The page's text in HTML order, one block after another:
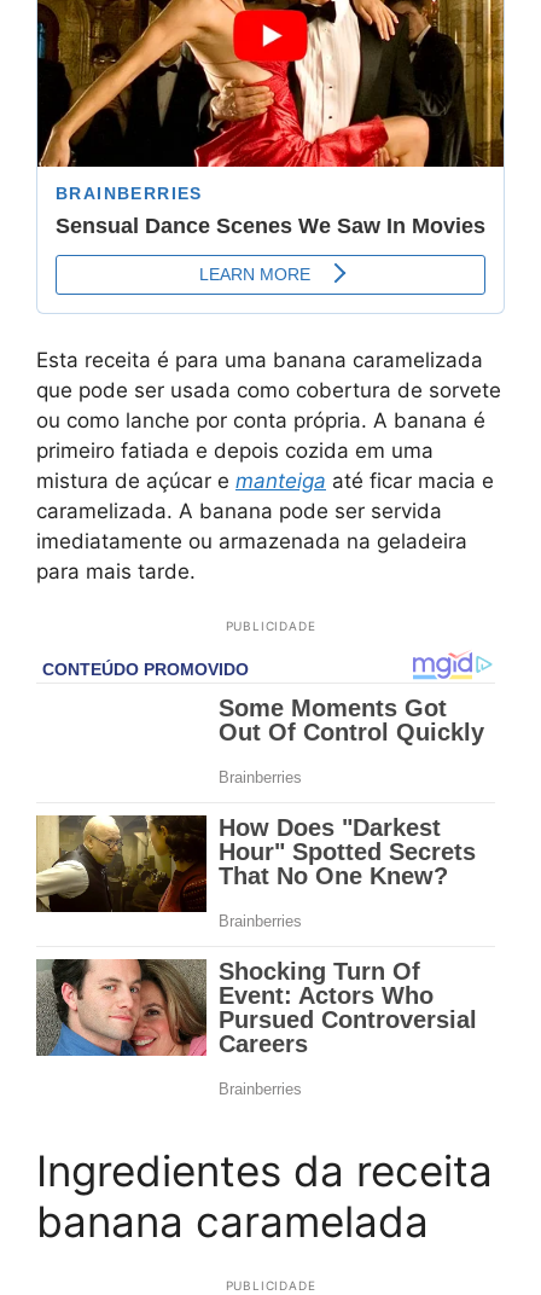
Esta receita é para uma banana caramelizada
que pode ser usada como cobertura de sorvete
ou como lanche por conta própria. A banana é
primeiro fatiada e depois cozida em uma
mistura de açúcar e manteiga até ficar macia e
caramelizada. A banana pode ser servida
imediatamente ou armazenada na geladeira
para mais tarde.
PUBLICIDADE
Ingredientes da receita
banana caramelada
PUBLICIDADE